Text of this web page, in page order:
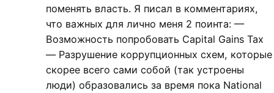
поменять власть. Я писал в комментариях,
что важных для лично меня 2 поинта: —
Возможность попробовать Capital Gains Tax
— Разрушение коррупционных схем, которые
скорее всего сами собой (так устроены
люди) образовались за время пока National